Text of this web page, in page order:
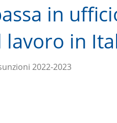
in
lavoro in
2022-2023